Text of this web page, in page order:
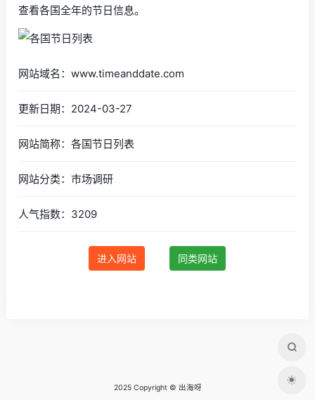
查看各国全年的节日信息。
网站域名：www.timeanddate.com
更新日期：2024-03-27
网站简称：各国节日列表
网站分类：市场调研
人气指数：3209
进入网站 同类网站
2025 Copyright © 出海呀